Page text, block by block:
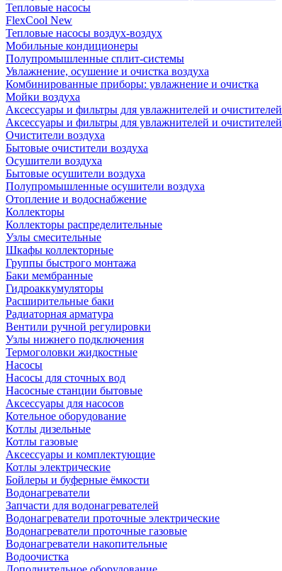
Тепловые насосы
FlexCool New
Тепловые насосы воздух-воздух
Мобильные кондиционеры
Полупромышленные сплит-системы
Увлажнение, осушение и очистка воздуха
Комбинированные приборы: увлажнение и очистка
Мойки воздуха
Аксессуары и фильтры для увлажнителей и очистителей
Аксессуары и фильтры для увлажнителей и очистителей
Очистители воздуха
Бытовые очистители воздуха
Осушители воздуха
Бытовые осушители воздуха
Полупромышленные осушители воздуха
Отопление и водоснабжение
Коллекторы
Коллекторы распределительные
Узлы смесительные
Шкафы коллекторные
Группы быстрого монтажа
Баки мембранные
Гидроаккумуляторы
Расширительные баки
Радиаторная арматура
Вентили ручной регулировки
Узлы нижнего подключения
Термоголовки жидкостные
Насосы
Насосы для сточных вод
Насосные станции бытовые
Аксессуары для насосов
Котельное оборудование
Котлы дизельные
Котлы газовые
Аксессуары и комплектующие
Котлы электрические
Бойлеры и буферные ёмкости
Водонагреватели
Запчасти для водонагревателей
Водонагреватели проточные электрические
Водонагреватели проточные газовые
Водонагреватели накопительные
Водоочистка